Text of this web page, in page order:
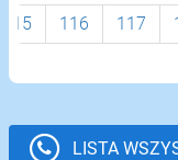
115 116 117
LISTA